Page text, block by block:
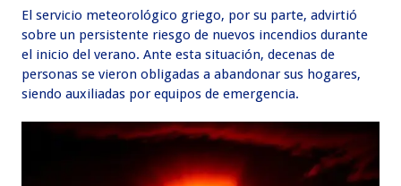
El servicio meteorológico griego, por su parte, advirtió
sobre un persistente riesgo de nuevos incendios durante
el inicio del verano. Ante esta situación, decenas de
personas se vieron obligadas a abandonar sus hogares,
siendo auxiliadas por equipos de emergencia.